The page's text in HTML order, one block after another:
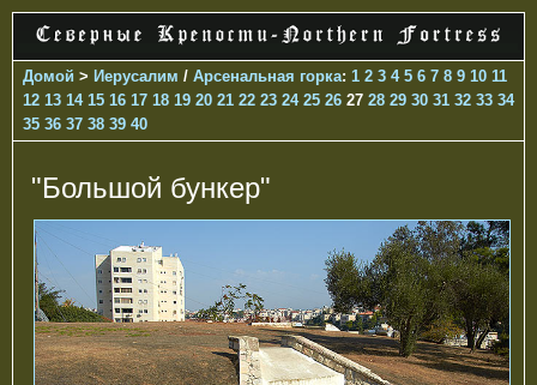
Домой > Иерусалим / Арсенальная горка: 1 2 3 4 5 6 7 8 9 10 11
12 13 14 15 16 17 18 19 20 21 22 23 24 25 26 27 28 29 30 31 32 33 34
35 36 37 38 39 40
"Большой бункер"